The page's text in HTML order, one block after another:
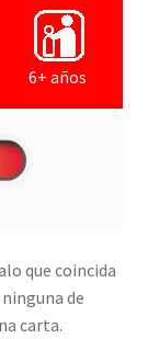
6+ años
que coincida
de
carta.